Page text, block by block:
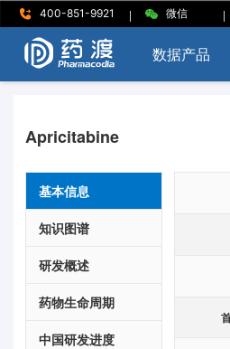
400-851-9921 | 微信 |
数据产品
Apricitabine
基本信息
知识图谱
研发概述
药物生命周期
中国研发进度